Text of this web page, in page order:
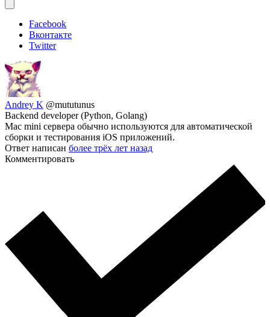
Facebook
Вконтакте
Twitter
Andrey K @mututunus
Backend developer (Python, Golang)
Mac mini сервера обычно используются для автоматической
сборки и тестирования iOS приложений.
Ответ написан более трёх лет назад
Комментировать